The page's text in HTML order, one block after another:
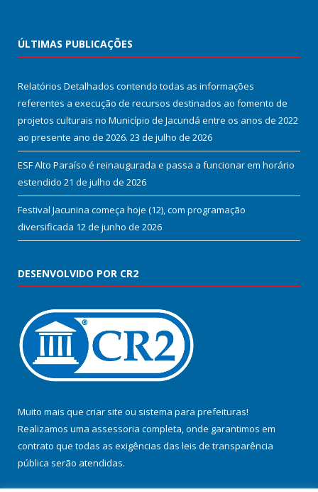
ÚLTIMAS PUBLICAÇÕES
Relatórios Detalhados contendo todas as informações
referentes a execução de recursos destinados ao fomento de
projetos culturais no Município de Jacundá entre os anos de 2022
ao presente ano de 2026. 23 de julho de 2026
ESF Alto Paraíso é reinaugurada e passa a funcionar em horário
estendido 21 de julho de 2026
Festival Jacunina começa hoje (12), com programação
diversificada 12 de junho de 2026
DESENVOLVIDO POR CR2
Muito mais que criar site ou sistema para prefeituras!
Realizamos uma assessoria completa, onde garantimos em
contrato que todas as exigências das leis de transparência
pública serão atendidas.